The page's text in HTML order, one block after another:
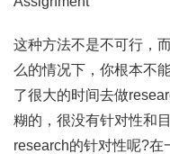
这种方法不是不可行，
么的情况下，你根本不
了很大的时间去做
糊的，很没有针对性和
research的针对性呢?在